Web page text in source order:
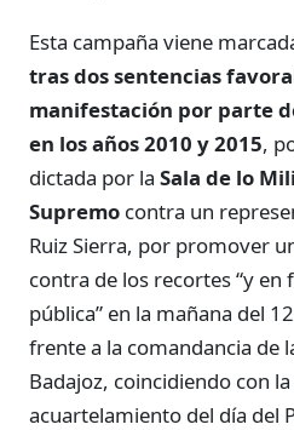
Esta campaña viene
tras dos sentencias
manifestación por parte
en los años 2010 y 2015,
dictada por la Sala de lo
Supremo contra un
Ruiz Sierra, por promover
contra de los recortes “y en
pública” en la mañana del
frente a la comandancia de
Badajoz, coincidiendo con
acuartelamiento del día del